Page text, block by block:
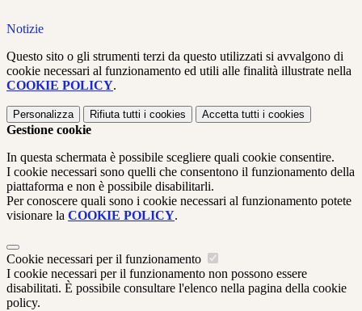
Notizie
Questo sito o gli strumenti terzi da questo utilizzati si avvalgono di
cookie necessari al funzionamento ed utili alle finalità illustrate nella
COOKIE POLICY.
Personalizza Rifiuta tutti i cookies Accetta tutti i cookies
Gestione cookie
In questa schermata è possibile scegliere quali cookie consentire.
I cookie necessari sono quelli che consentono il funzionamento della
piattaforma e non è possibile disabilitarli.
Per conoscere quali sono i cookie necessari al funzionamento potete
visionare la COOKIE POLICY.
Cookie necessari per il funzionamento
I cookie necessari per il funzionamento non possono essere
disabilitati. È possibile consultare l'elenco nella pagina della cookie
policy.